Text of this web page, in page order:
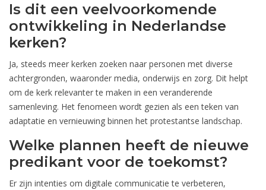
Is dit een veelvoorkomende
ontwikkeling in Nederlandse
kerken?
Ja, steeds meer kerken zoeken naar personen met diverse
achtergronden, waaronder media, onderwijs en zorg. Dit helpt
om de kerk relevanter te maken in een veranderende
samenleving. Het fenomeen wordt gezien als een teken van
adaptatie en vernieuwing binnen het protestantse landschap.
Welke plannen heeft de nieuwe
predikant voor de toekomst?
Er zijn intenties om digitale communicatie te verbeteren,